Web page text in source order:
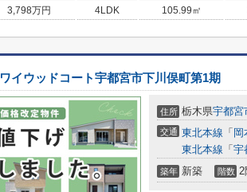
3,798万円 4LDK 105.99㎡
ワイウッドコート宇都宮市下川俣町第1期
住所 栃木県宇都宮
交通 東北本線 「 岡
東北本線 「 宇
築年 新築 階数 2